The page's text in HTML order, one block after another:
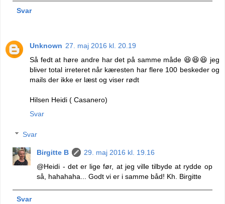
Svar
Unknown 27. maj 2016 kl. 20.19
Så fedt at høre andre har det på samme måde 😆😆😆 jeg
bliver total irreteret når kæresten har flere 100 beskeder og
mails der ikke er læst og viser rødt
Hilsen Heidi ( Casanero)
Svar
Svar
Birgitte B
29. maj 2016 kl. 19.16
@Heidi - det er lige før, at jeg ville tilbyde at rydde op
så, hahahaha... Godt vi er i samme båd! Kh. Birgitte
Svar